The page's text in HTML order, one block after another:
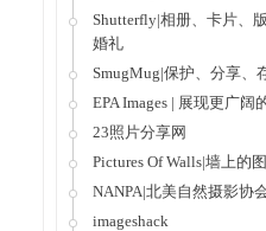
Shutterfly|相册、卡片、
婚礼
SmugMug|保护、分享、
EPA Images | 展现更广阔
23照片分享网
Pictures Of Walls|墙上的
NANPA|北美自然摄影协
imageshack